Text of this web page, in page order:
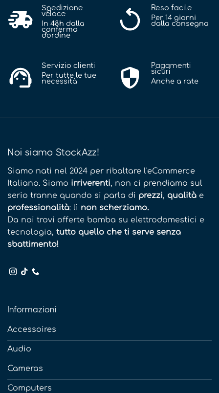
Spedizione
veloce
In 48h dalla
conferma
d'ordine
Reso facile
Per 14 giorni
dalla consegna
Servizio clienti
Per tutte le tue
necessità
Pagamenti
sicuri
Anche a rate
Noi siamo StockAzz!
Siamo nati nel 2024 per ribaltare l'eCommerce
Italiano. Siamo irriverenti, non ci prendiamo sul
serio tranne quando si parla di prezzi, qualità e
professionalità: lì non scherziamo.
Da noi trovi offerte bomba su elettrodomestici e
tecnologia, tutto quello che ti serve senza
sbattimento!
Informazioni
Accessoires
Audio
Cameras
Computers